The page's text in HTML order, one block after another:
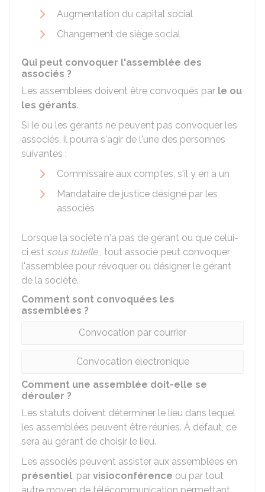
Augmentation du capital social
Changement de siège social
Qui peut convoquer l'assemblée des
associés ?
Les assemblées doivent être convoqués par le ou
les gérants.
Si le ou les gérants ne peuvent pas convoquer les
associés, il pourra s'agir de l'une des personnes
suivantes :
Commissaire aux comptes, s'il y en a un
Mandataire de justice désigné par les
associés
Lorsque la société n'a pas de gérant ou que celui-
ci est sous tutelle, tout associé peut convoquer
l'assemblée pour révoquer ou désigner le gérant
de la société.
Comment sont convoquées les
assemblées ?
Convocation par courrier
Convocation électronique
Comment une assemblée doit-elle se
dérouler ?
Les statuts doivent déterminer le lieu dans lequel
les assemblées peuvent être réunies. À défaut, ce
sera au gérant de choisir le lieu.
Les associés peuvent assister aux assemblées en
présentiel, par visioconférence ou par tout